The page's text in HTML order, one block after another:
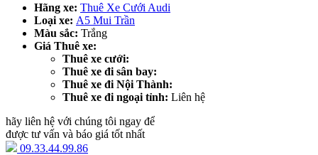
Hãng xe: Thuê Xe Cưới Audi
Loại xe: A5 Mui Trần
Màu sắc: Trắng
Giá Thuê xe:
Thuê xe cưới:
Thuê xe đi sân bay:
Thuê xe đi Nội Thành:
Thuê xe đi ngoại tỉnh: Liên hệ
hãy liên hệ với chúng tôi ngay để
được tư vấn và báo giá tốt nhất
09.33.44.99.86